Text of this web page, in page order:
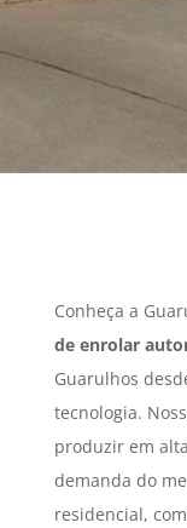
Conheça a
de enrolar
Guarulhos
tecnologia.
produzir em
demanda do
residencial,